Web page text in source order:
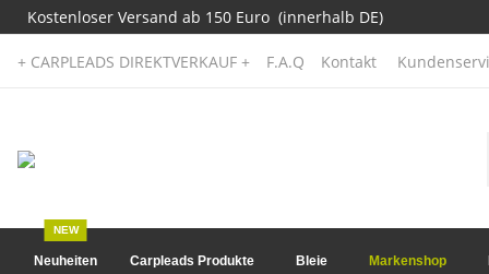
Kostenloser Versand ab 150 Euro (innerhalb DE)
+ CARPLEADS DIREKTVERKAUF + F.A.Q Kontakt
Neuheiten
NEW
Carpleads Produkte Bleie Markenshop